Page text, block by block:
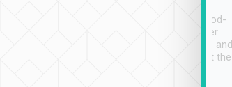
service, vehicles in good-
condition and the driver
service was awesome and
thoughtful. Driver went the